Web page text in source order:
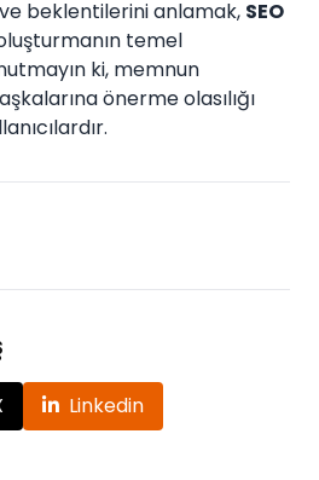
ve beklentilerini anlamak, SEO
temel
ki, memnun
önerme olasılığı
Linkedin